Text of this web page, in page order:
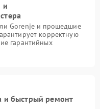
и
Gorenje и прошедшие
корректную
гарантийных
и быстрый ремонт